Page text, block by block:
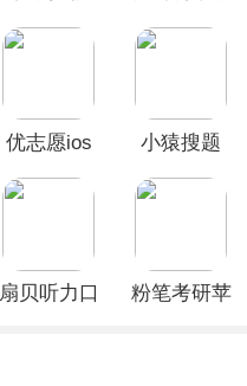
优志愿ios
小猿搜题
扇贝听力口
粉笔考研苹